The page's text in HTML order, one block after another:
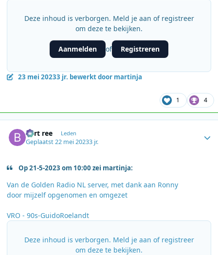
Deze inhoud is verborgen. Meld je aan of registreer
om deze te bekijken.
Aanmelden of Registreren
23 mei 20233 jr. bewerkt door martinja
1 4
bert ree Leden
Geplaatst22 mei 20233 jr.
Op 21-5-2023 om 10:00 zei martinja:
Van de Golden Radio NL server, met dank aan Ronny
door mijzelf opgenomen en omgezet
VRO - 90s-GuidoRoelandt
Deze inhoud is verborgen. Meld je aan of registreer
om deze te bekijken.